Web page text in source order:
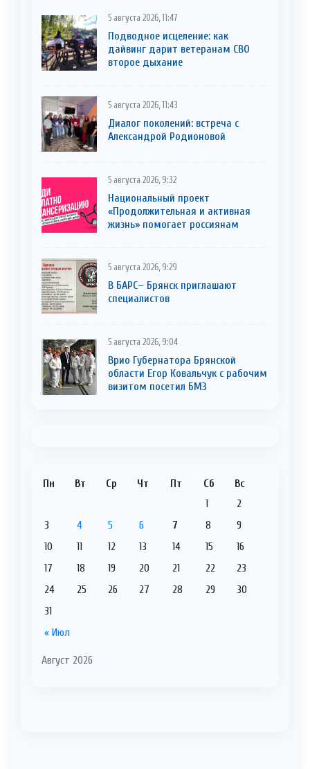
5 августа 2026, 11:47
Подводное исцеление: как
дайвинг дарит ветеранам СВО
второе дыхание
5 августа 2026, 11:43
Диалог поколений: встреча с
Александрой Родионовой
5 августа 2026, 9:32
Национальный проект
«Продолжительная и активная
жизнь» помогает россиянам
5 августа 2026, 9:29
В БАРС– Брянcк приглaшают
cпециaлистoв
5 августа 2026, 9:04
Врио Губернатора Брянской
области Егор Ковальчук с рабочим
визитом посетил БМЗ
Август 2026
Пн Вт Ср Чт Пт Сб Вс
« Июл
1
2
3
4 5 6 7 8
9
10
11 12 13 14 15
16
17
18 19 20 21 22
23
24
25 26 27 28 29
30
31